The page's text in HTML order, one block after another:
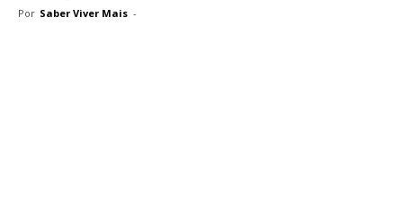
Por Saber Viver Mais -